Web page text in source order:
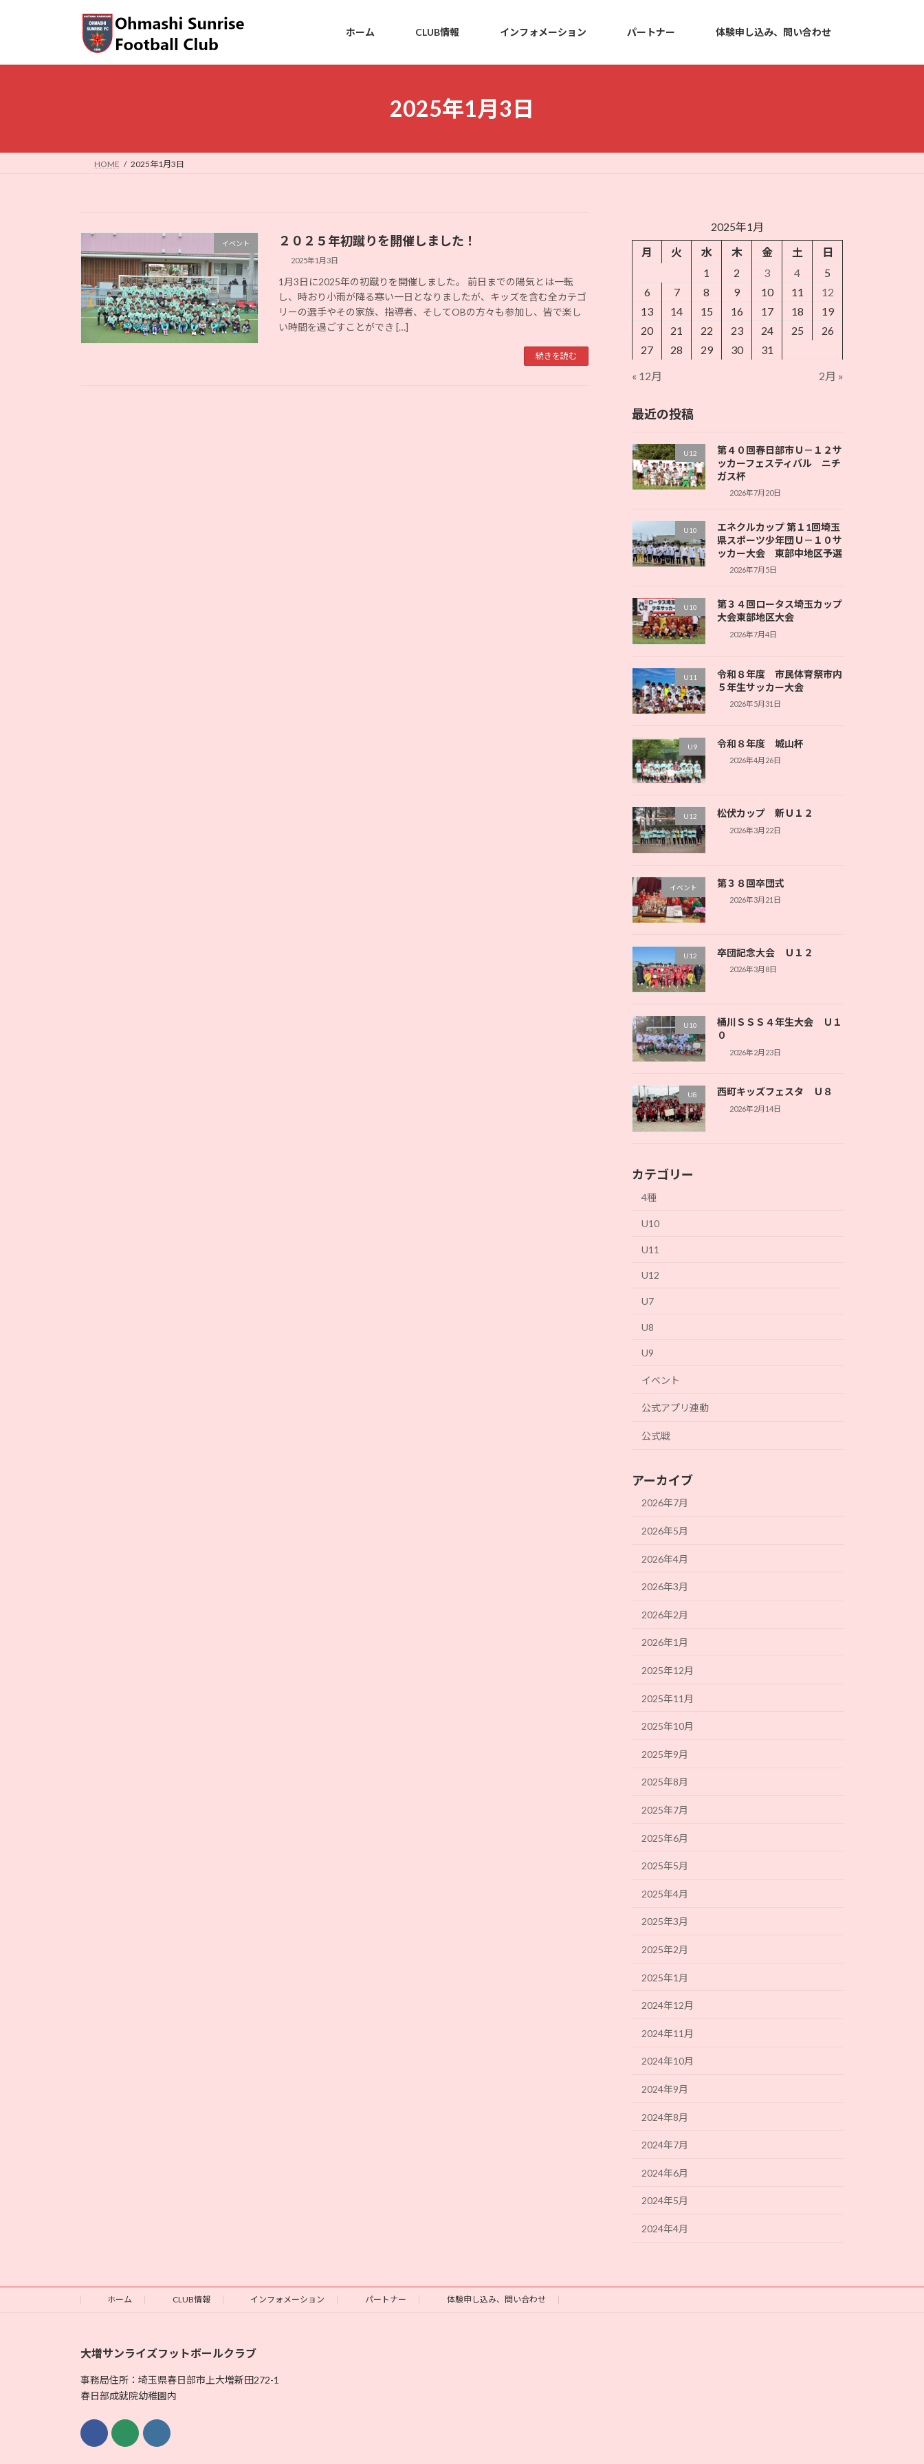
プ
動
ホーム CLUB情報 インフォメーション パートナー 体験申し込み、問い合わせ
2025年1月3日
HOME 2025年1月3日
イベント ２０２５年初蹴りを開催しました！
2025年1月3日
1月3日に2025年の初蹴りを開催しました。 前日までの陽気とは一転
し、時おり小雨が降る寒い一日となりましたが、キッズを含む全カテゴ
リーの選手やその家族、指導者、そしてOBの方々も参加し、皆で楽し
い時間を過ごすことができ […]
続きを読む
2025年1月
月
火 水 木 金 土
日
1
2 3 4
5
6
7 8 9 10 11
12
13
14 15 16 17 18
19
20
21 22 23 24 25
26
27
28 29 30 31
« 12月 2月 »
最近の投稿
U12
第４０回春日部市Ｕ－１２サ
ッカーフェスティバル ニチ
ガス杯
2026年7月20日
U10
エネクルカップ 第１1回埼玉
県スポーツ少年団Ｕ－１０サ
ッカー大会 東部中地区予選
2026年7月5日
U10
第３４回ロータス埼玉カップ
大会東部地区大会
2026年7月4日
U11
令和８年度 市民体育祭市内
５年生サッカー大会
2026年5月31日
U9 令和８年度 城山杯
2026年4月26日
U12 松伏カップ 新Ｕ１２
2026年3月22日
イベント 第３８回卒団式
2026年3月21日
U12 卒団記念大会 Ｕ１２
2026年3月8日
U10
桶川ＳＳＳ４年生大会 Ｕ１
０
2026年2月23日
U8 西町キッズフェスタ Ｕ８
2026年2月14日
カテゴリー
4種
U10
U11
U12
U7
U8
U9
イベント
公式アプリ連動
公式戦
アーカイブ
2026年7月
2026年5月
2026年4月
2026年3月
2026年2月
2026年1月
2025年12月
2025年11月
2025年10月
2025年9月
2025年8月
2025年7月
2025年6月
2025年5月
2025年4月
2025年3月
2025年2月
2025年1月
2024年12月
2024年11月
2024年10月
2024年9月
2024年8月
2024年7月
2024年6月
2024年5月
2024年4月
ホーム CLUB情報 インフォメーション パートナー 体験申し込み、問い合わせ
大増サンライズフットボールクラブ
事務局住所：埼玉県春日部市上大増新田272-1
春日部成就院幼稚園内